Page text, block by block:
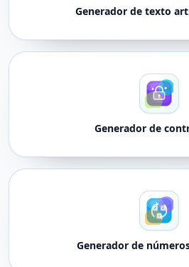
Generador de texto
Generador de
Generador de